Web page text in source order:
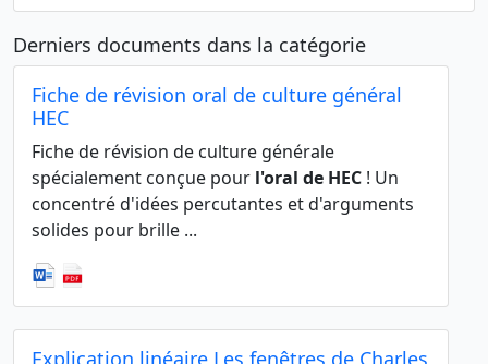
Derniers documents dans la catégorie
Fiche de révision oral de culture général
HEC
Fiche de révision de culture générale
spécialement conçue pour l'oral de HEC ! Un
concentré d'idées percutantes et d'arguments
solides pour brille ...